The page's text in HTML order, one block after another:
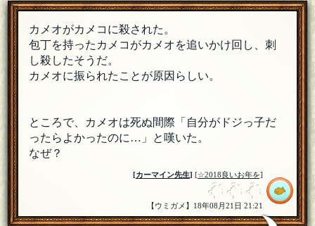
カメオがカメコに殺された。
包丁を持ったカメコがカメオを追いかけ回し、刺
し殺したそうだ。
カメオに振られたことが原因らしい。
ところで、カメオは死ぬ間際「自分がドジっ子だ
ったらよかったのに…」と嘆いた。
なぜ？
[カーマイン先生] [☆2018良いお年を]
【ウミガメ】18年08月21日 21:21